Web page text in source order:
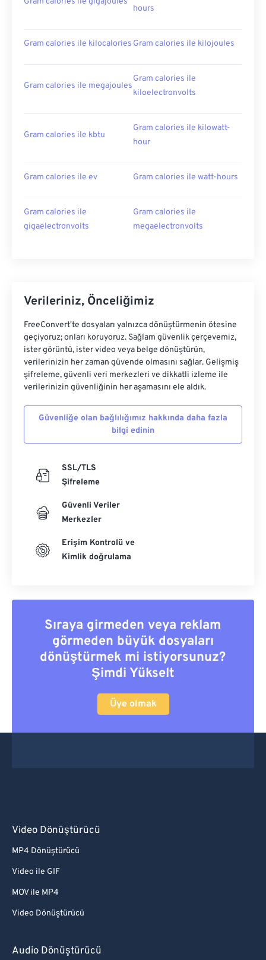
hours
Gram calories ile kilocalories Gram calories ile kilojoules
Gram calories ile megajoules
Gram calories ile
kiloelectronvolts
Gram calories ile kbtu
Gram calories ile kilowatt-
hour
Gram calories ile ev Gram calories ile watt-hours
Gram calories ile
gigaelectronvolts
Gram calories ile
megaelectronvolts
Verileriniz, Önceliğimiz
FreeConvert'te dosyaları yalnızca dönüştürmenin ötesine
geçiyoruz; onları koruyoruz. Sağlam güvenlik çerçevemiz,
ister görüntü, ister video veya belge dönüştürün,
verilerinizin her zaman güvende olmasını sağlar. Gelişmiş
şifreleme, güvenli veri merkezleri ve dikkatli izleme ile
verilerinizin güvenliğinin her aşamasını ele aldık.
Güvenliğe olan bağlılığımız hakkında daha fazla
bilgi edinin
SSL/TLS
Şifreleme
Güvenli Veriler
Merkezler
Erişim Kontrolü ve
Kimlik doğrulama
Sıraya girmeden veya reklam
görmeden büyük dosyaları
dönüştürmek mi istiyorsunuz?
Şimdi Yükselt
Üye olmak
Video Dönüştürücü
MP4 Dönüştürücü
Video ile GIF
MOV ile MP4
Video Dönüştürücü
Audio Dönüştürücü